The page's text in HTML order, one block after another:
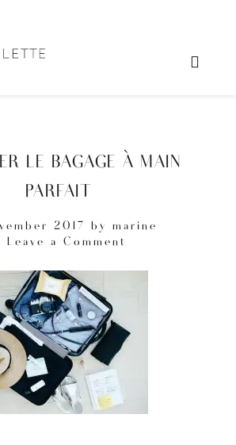
LE BAGAGE À MAIN
PARFAIT
2017 by marine
Leave a Comment